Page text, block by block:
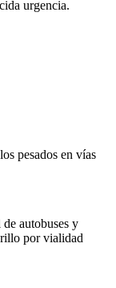
urgencia.
pesados en vías
autobuses y
por vialidad